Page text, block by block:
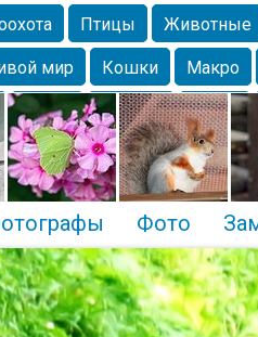
Птицы Животные
мир Кошки Макро
Крым Москва Весна
Чайка Лес Утки
Фото